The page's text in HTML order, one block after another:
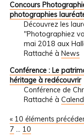
Concours
photographies
Découvrez les
"Photographiez
mai 2018 aux
Rattaché à News
Conférence : Le
héritage à redécouvrir
Conférence de
Rattaché à
« 10 éléments
7 ... 10